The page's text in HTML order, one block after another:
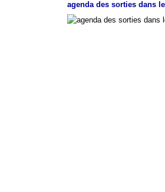
agenda des sorties dans